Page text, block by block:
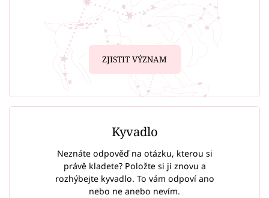
ZJISTIT VÝZNAM
Kyvadlo
Neznáte odpověď na otázku, kterou si
právě kladete? Položte si ji znovu a
rozhýbejte kyvadlo. To vám odpoví ano
nebo ne anebo nevím.